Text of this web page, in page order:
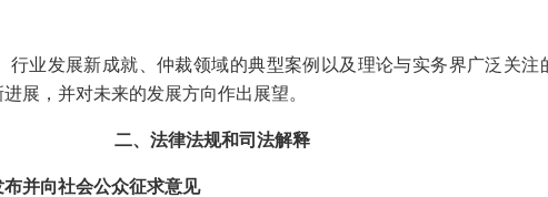
行业发展新成就、仲裁领域的典型案例以及理论与实务界广泛关注
展，并对未来的发展方向作出展望。
二、法律法规和司法解释
布并向社会公众征求意见